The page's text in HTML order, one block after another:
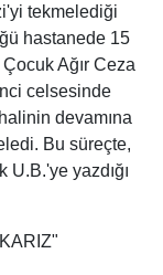
tekmelediği
hastanede 15
Ağır Ceza
celsesinde
devamına
Bu süreçte,
U.B.'ye yazdığı